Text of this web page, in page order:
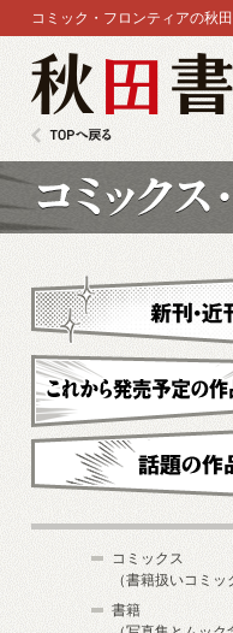
コミック・フロンティアの秋
新刊・近刊
これから発売予定
コミックス
（書籍扱いコミッ
書籍